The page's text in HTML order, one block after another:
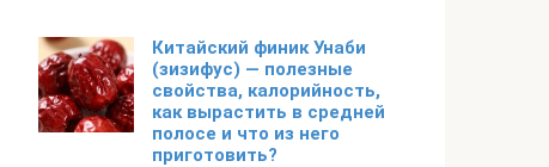
Китайский финик Унаби
(зизифус) — полезные
свойства, калорийность,
как вырастить в средней
полосе и что из него
приготовить?